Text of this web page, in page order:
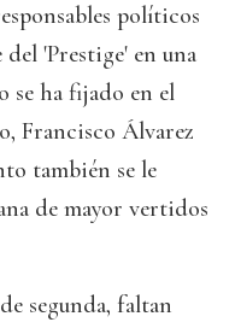
políticos
'Prestige' en una
se ha fijado en el
Francisco Álvarez
también se le
de mayor vertidos
segunda, faltan